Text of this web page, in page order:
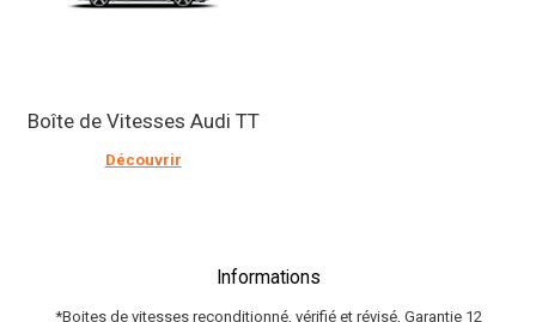
Boîte de Vitesses Audi TT
Découvrir
Informations
*Boites de vitesses reconditionné, vérifié et révisé, Garantie 12